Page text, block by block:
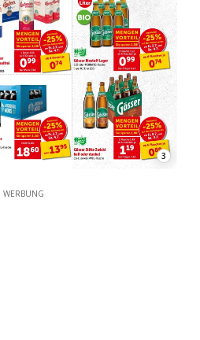
3
WERBUNG